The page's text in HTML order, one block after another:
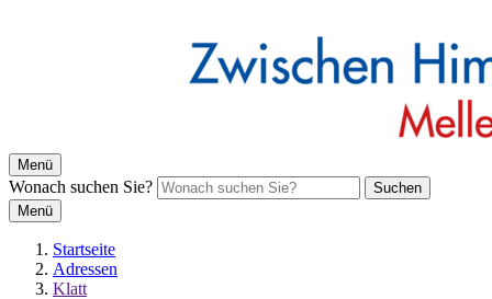
Menü
Wonach suchen Sie?
Suchen
Menü
Startseite
Adressen
Klatt